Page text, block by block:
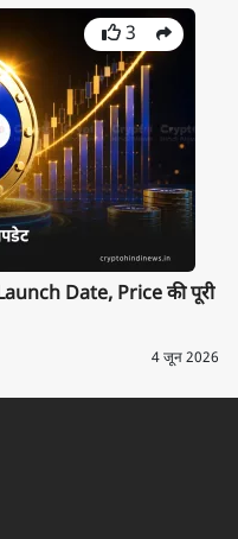
3
Date, Price की पूरी
4 जून 2026